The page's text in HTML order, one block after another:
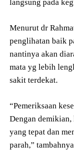
langsung pada
Menurut dr
penglihatan baik
nantinya akan
mata yg lebih
sakit terdekat.
“Pemeriksaan
Dengan demikian,
yang tepat dan
parah,”